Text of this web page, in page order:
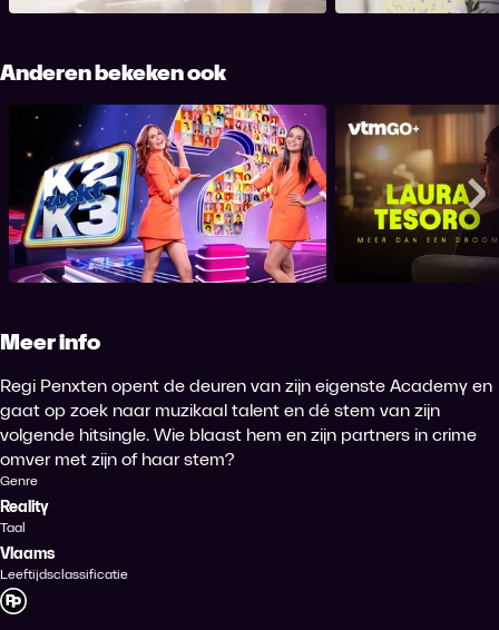
Anderen bekeken ook
K2 zoekt K3 Laura Tesoro:
Meer info
Regi Penxten opent de deuren van zijn eigenste Academy en
gaat op zoek naar muzikaal talent en dé stem van zijn
volgende hitsingle. Wie blaast hem en zijn partners in crime
omver met zijn of haar stem?
Genre
Reality
Taal
Vlaams
Leeftijdsclassificatie